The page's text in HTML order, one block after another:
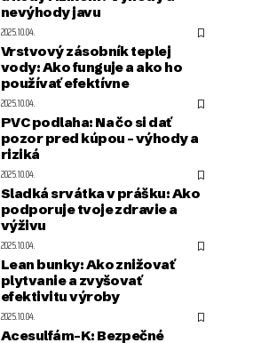
nevýhody javu
2025.10.04.
Vrstvový zásobník teplej
vody: Ako funguje a ako ho
používať efektívne
2025.10.04.
PVC podlaha: Na čo si dať
pozor pred kúpou – výhody a
riziká
2025.10.04.
Sladká srvátka v prášku: Ako
podporuje tvoje zdravie a
výživu
2025.10.04.
Lean bunky: Ako znižovať
plytvanie a zvyšovať
efektivitu výroby
2025.10.04.
Acesulfám-K: Bezpečné